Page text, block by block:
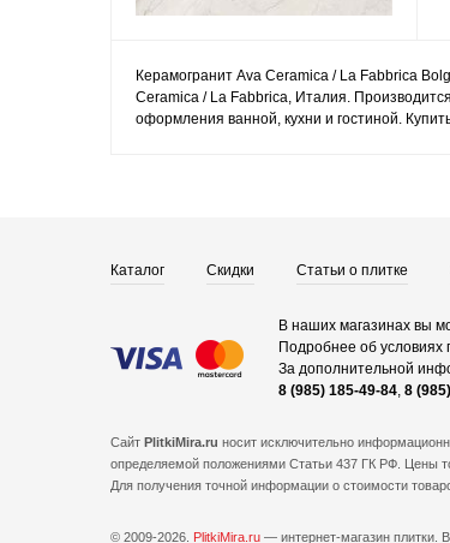
Керамогранит Ava Ceramica / La Fabbrica
Ceramica / La Fabbrica, Италия.
оформления ванной, кухни и гостиной.
Каталог Скидки Статьи о плитке
В наших магазинах вы
Подробнее об условиях
За дополнительной
8 (985) 185-49-84, 8
Сайт PlitkiMira.ru носит исключительно
определяемой положениями Статьи 437 ГК РФ. Цены
Для получения точной информации о стоимости
© 2009-2026. PlitkiMira.ru — интернет-магазин плитки.